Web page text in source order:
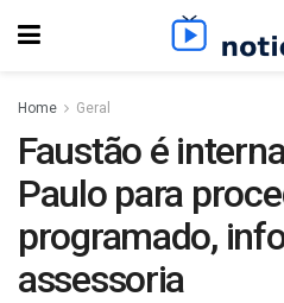
Home Geral
Faustão é
Paulo para
programado,
assessoria